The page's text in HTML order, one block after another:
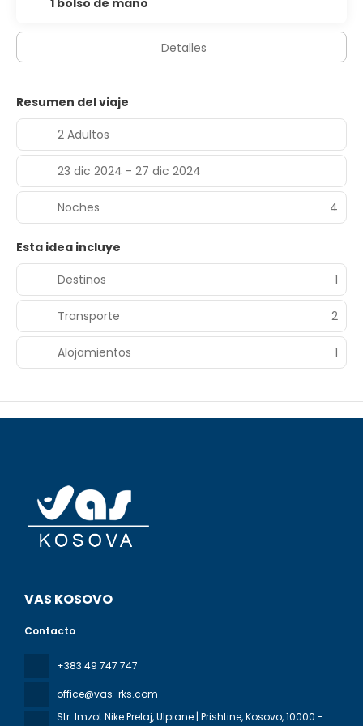
Tendrás un centro de negocios abierto las 24 horas,
check-in exprés y un servicio de recepción las 24 horas a
1 bolso de mano
Detalles
Resumen del viaje
2 Adultos
23 dic 2024 - 27 dic 2024
Noches 4
Esta idea incluye
Destinos
1
Transporte 2
Alojamientos 1
VAS KOSOVO
Contacto
+383 49 747 747
office@vas-rks.com
Str. Imzot Nike Prelaj, Ulpiane | Prishtine, Kosovo, 10000 -